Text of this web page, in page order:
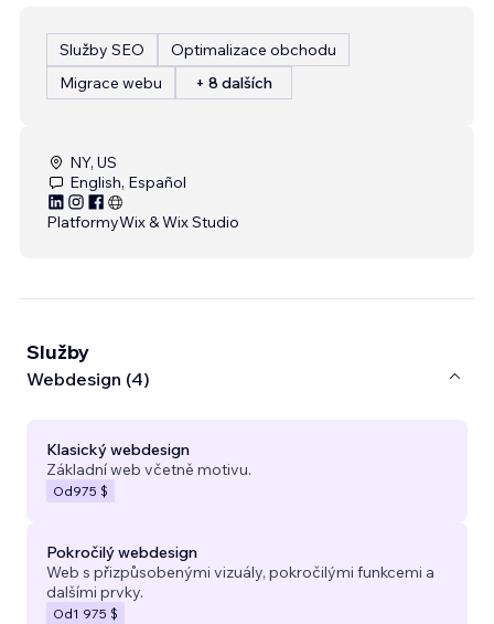
Služby SEO
Optimalizace obchodu
Migrace webu
+ 8 dalších
NY, US
English, Español
PlatformyWix & Wix Studio
Služby
Webdesign (4)
Klasický webdesign
Základní web včetně motivu.
Od975 $
Pokročilý webdesign
Web s přizpůsobenými vizuály, pokročilými funkcemi a
dalšími prvky.
Od1 975 $